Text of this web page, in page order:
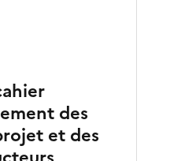
des
et des